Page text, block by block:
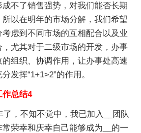
不了销售强势，对我们能否长期
以在明年的市场分解，我们希望
虑到不同市场的互相配合以及业
尤其对于二级市场的开发，办事
组织、协调作用，让办事处高速
发挥“1+1>2”的作用。
作总结4
，不知不觉中，我已加入__团队
荣幸和庆幸自己能够成为__的一